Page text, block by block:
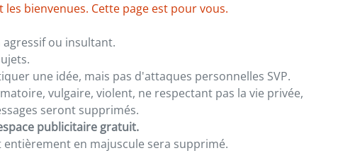
bienvenues. Cette page est pour vous.
agressif ou insultant.
une idée, mais pas d'attaques personnelles SVP.
vulgaire, violent, ne respectant pas la vie privée,
seront supprimés.
publicitaire gratuit.
en majuscule sera supprimé.